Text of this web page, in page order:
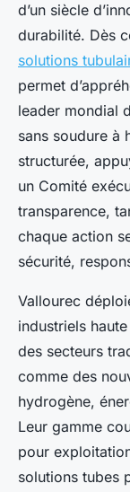
d’un siècle
durabilité. Dès
solutions
permet
leader mondial
sans soudure à
structurée,
un Comité
transparence,
chaque action
sécurité,
Vallourec
industriels
des secteurs
comme des
hydrogène,
Leur gamme
pour
solutions tubes